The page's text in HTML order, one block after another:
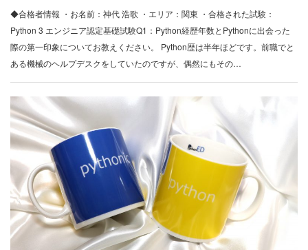
◆合格者情報 ・お名前：神代 浩歌 ・エリア：関東 ・合格された試験：
Python 3 エンジニア認定基礎試験Q1：Python経歴年数とPythonに出会った
際の第一印象についてお教えください。 Python歴は半年ほどです。前職でと
ある機械のヘルプデスクをしていたのですが、偶然にもその…